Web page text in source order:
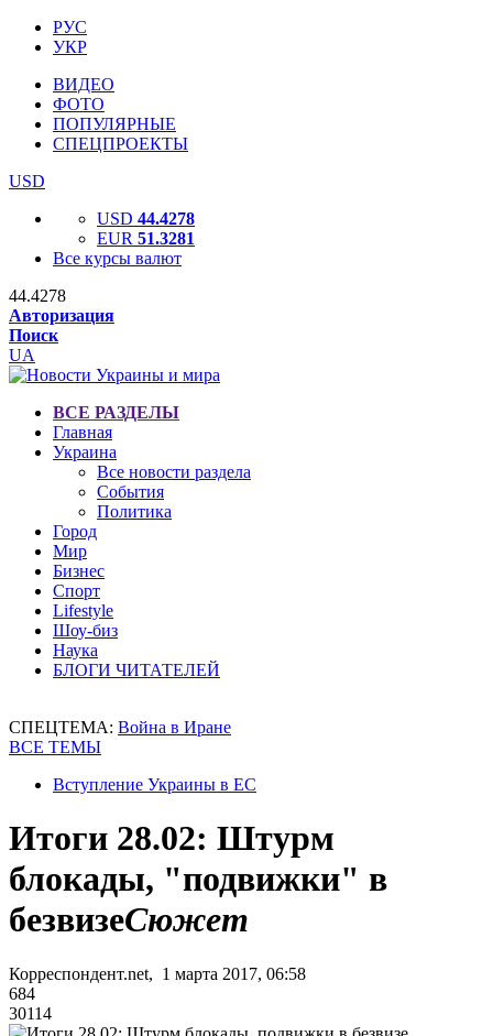
РУС
УКР
ВИДЕО
ФОТО
ПОПУЛЯРНЫЕ
СПЕЦПРОЕКТЫ
USD
USD 44.4278
EUR 51.3281
Все курсы валют
44.4278
Авторизация
Поиск
UA
ВСЕ РАЗДЕЛЫ
Главная
Украина
Все новости раздела
События
Политика
Город
Мир
Бизнес
Спорт
Lifestyle
Шоу-биз
Наука
БЛОГИ ЧИТАТЕЛЕЙ
СПЕЦТЕМА: Война в Иране
ВСЕ ТЕМЫ
Вступление Украины в ЕС
Итоги 28.02: Штурм
блокады, "подвижки" в
безвизеСюжет
Корреспондент.net, 1 марта 2017, 06:58
684
30114